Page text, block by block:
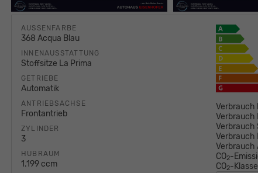
AUSSENFARBE
368 Acqua Blau
INNENAUSSTATTUNG
Stoffsitze La Prima
GETRIEBE
Automatik
ANTRIEBSACHSE
Frontantrieb
ZYLINDER
3
HUBRAUM
1.199 ccm
Verbrauch
Verbrauch
Verbrauch
Verbrauch
Verbrauch
CO2-
CO2-